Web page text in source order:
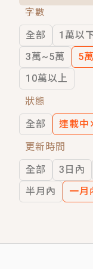
穿越
字數
全部
1萬以
3萬~5萬
5
10萬以上
狀態
全部
連載中
更新時間
全部
3日內
半月內
一月